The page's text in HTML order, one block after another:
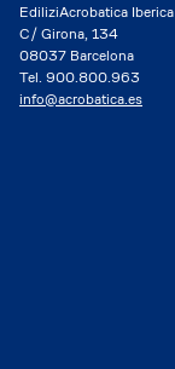
EdiliziAcrobatica Iberica
C/ Girona, 134
08037 Barcelona
Tel. 900.800.963
info@acrobatica.es